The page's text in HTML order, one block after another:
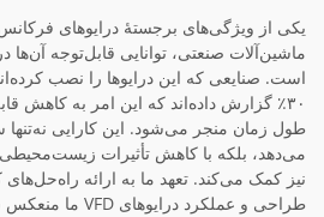
ماشین‌آلات صنعتی، توانایی قابل‌توجه
است. صنایعی که این درایوها را نصب
۳۰٪ گزارش داده‌اند که این امر به کاهش
طول زمان منجر می‌شود. این کارایی
می‌دهد، بلکه با کاهش تأثیرات
نیز کمک می‌کند. تعهد ما به ارائه راه‌حل‌های
طراحی و عملکرد درایوهای VFD ما منعکس شده است.